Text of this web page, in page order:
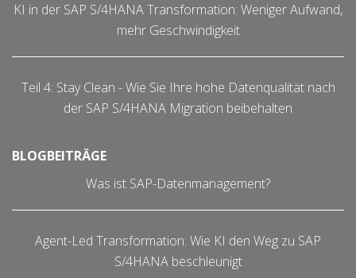
KI in der SAP S/4HANA Transformation: Weniger Aufwand,
mehr Geschwindigkeit
Teil 4: Stay Clean - Wie Sie Ihre hohe Datenqualität nach
der SAP S/4HANA Migration beibehalten
BLOGBEITRÄGE
Was ist SAP-Datenmanagement?
Agent-Led Transformation: Wie KI den Weg zu SAP
S/4HANA beschleunigt